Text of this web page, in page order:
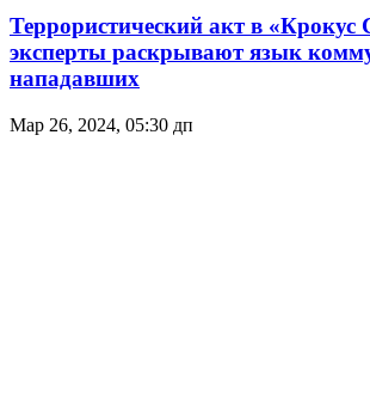
Террористический акт в «Крокус
эксперты раскрывают язык
нападавших
Мар 26, 2024, 05:30 дп